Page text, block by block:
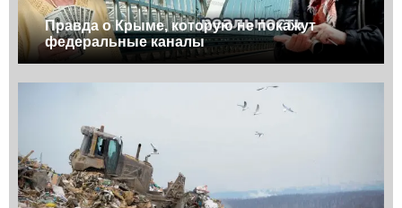
Правда о Крыме, которую не покажут
федеральные каналы